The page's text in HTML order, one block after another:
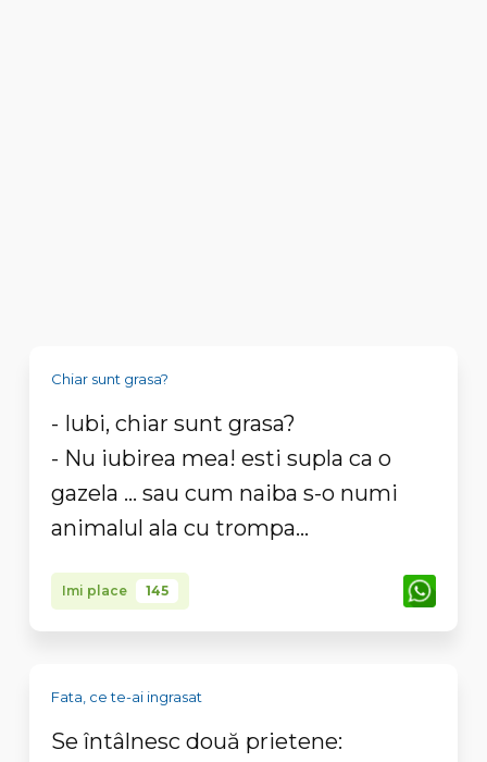
Chiar sunt grasa?
- Iubi, chiar sunt grasa?
- Nu iubirea mea! esti supla ca o
gazela ... sau cum naiba s-o numi
animalul ala cu trompa...
Imi place 145
Fata, ce te-ai ingrasat
Se întâlnesc două prietene: